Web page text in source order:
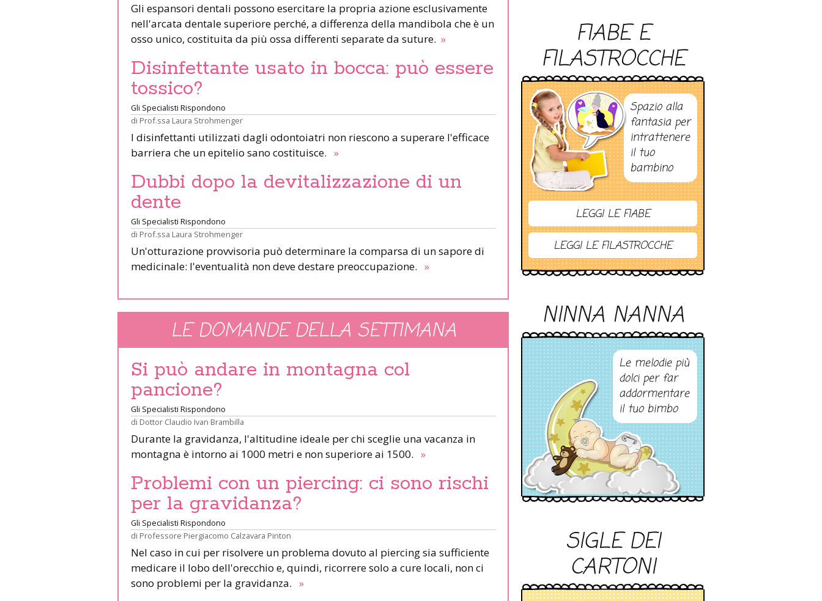
Gli espansori dentali possono esercitare la propria azione esclusivamente
nell'arcata dentale superiore perché, a differenza della mandibola che è un
osso unico, costituita da più ossa differenti separate da suture. »
Disinfettante usato in bocca: può essere
tossico?
Gli Specialisti Rispondono
di Prof.ssa Laura Strohmenger
I disinfettanti utilizzati dagli odontoiatri non riescono a superare l'efficace
barriera che un epitelio sano costituisce. »
Dubbi dopo la devitalizzazione di un
dente
Gli Specialisti Rispondono
di Prof.ssa Laura Strohmenger
Un'otturazione provvisoria può determinare la comparsa di un sapore di
medicinale: l'eventualità non deve destare preoccupazione. »
LE DOMANDE DELLA SETTIMANA
Si può andare in montagna col
pancione?
Gli Specialisti Rispondono
di Dottor Claudio Ivan Brambilla
Durante la gravidanza, l'altitudine ideale per chi sceglie una vacanza in
montagna è intorno ai 1000 metri e non superiore ai 1500. »
Problemi con un piercing: ci sono rischi
per la gravidanza?
Gli Specialisti Rispondono
di Professore Piergiacomo Calzavara Pinton
Nel caso in cui per risolvere un problema dovuto al piercing sia sufficiente
medicare il lobo dell'orecchio e, quindi, ricorrere solo a cure locali, non ci
sono problemi per la gravidanza. »
FIABE E
FILASTROCCHE
Spazio alla
fantasia per
intrattenere
il tuo
bambino
LEGGI LE FIABE
LEGGI LE FILASTROCCHE
NINNA NANNA
Le melodie più
dolci per far
addormentare
il tuo bimbo
SIGLE DEI
CARTONI